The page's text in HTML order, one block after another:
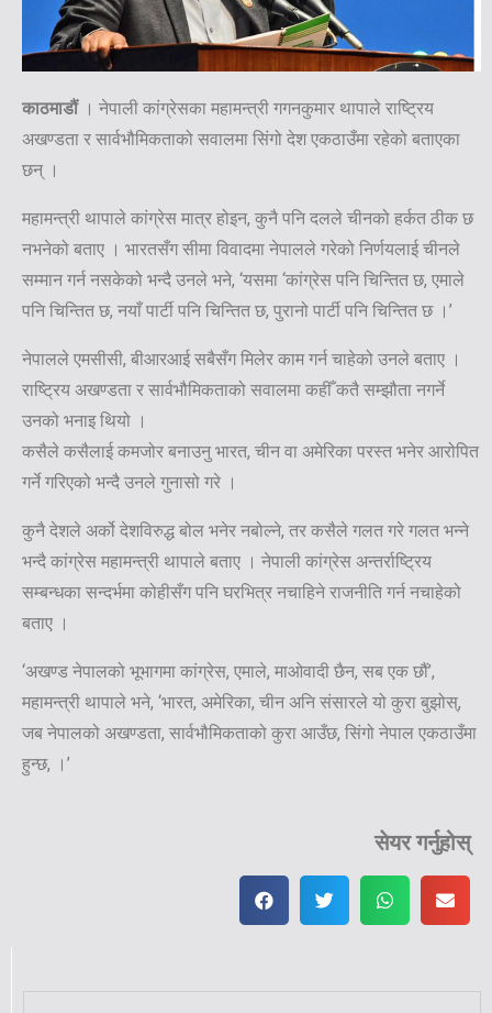
काठमाडौं। नेपाली कांग्रेसका महामन्त्री गगनकुमार थापाले राष्ट्रिय
अखण्डता र सार्वभौमिकताको सवालमा सिंगो देश एकठाउँमा रहेको बताएका
छन् ।
महामन्त्री थापाले कांग्रेस मात्र होइन, कुनै पनि दलले चीनको हर्कत ठीक छ
नभनेको बताए । भारतसँग सीमा विवादमा नेपालले गरेको निर्णयलाई चीनले
सम्मान गर्न नसकेको भन्दै उनले भने, ‘यसमा ‘कांग्रेस पनि चिन्तित छ, एमाले
पनि चिन्तित छ, नयाँ पार्टी पनि चिन्तित छ, पुरानो पार्टी पनि चिन्तित छ ।’
नेपालले एमसीसी, बीआरआई सबैसँग मिलेर काम गर्न चाहेको उनले बताए ।
राष्ट्रिय अखण्डता र सार्वभौमिकताको सवालमा कहीँ कतै सम्झौता नगर्ने
उनको भनाइ थियो ।
कसैले कसैलाई कमजोर बनाउनु भारत, चीन वा अमेरिका परस्त भनेर आरोपित
गर्ने गरिएको भन्दै उनले गुनासो गरे ।
कुनै देशले अर्को देशविरुद्ध बोल भनेर नबोल्ने, तर कसैले गलत गरे गलत भन्ने
भन्दै कांग्रेस महामन्त्री थापाले बताए । नेपाली कांग्रेस अन्तर्राष्ट्रिय
सम्बन्धका सन्दर्भमा कोहीसँग पनि घरभित्र नचाहिने राजनीति गर्न नचाहेको
बताए ।
‘अखण्ड नेपालको भूभागमा कांग्रेस, एमाले, माओवादी छैन, सब एक छौं’,
महामन्त्री थापाले भने, ‘भारत, अमेरिका, चीन अनि संसारले यो कुरा बुझोस्,
जब नेपालको अखण्डता, सार्वभौमिकताको कुरा आउँछ, सिंगो नेपाल एकठाउँमा
हुन्छ, ।’
सेयर गर्नुहोस्